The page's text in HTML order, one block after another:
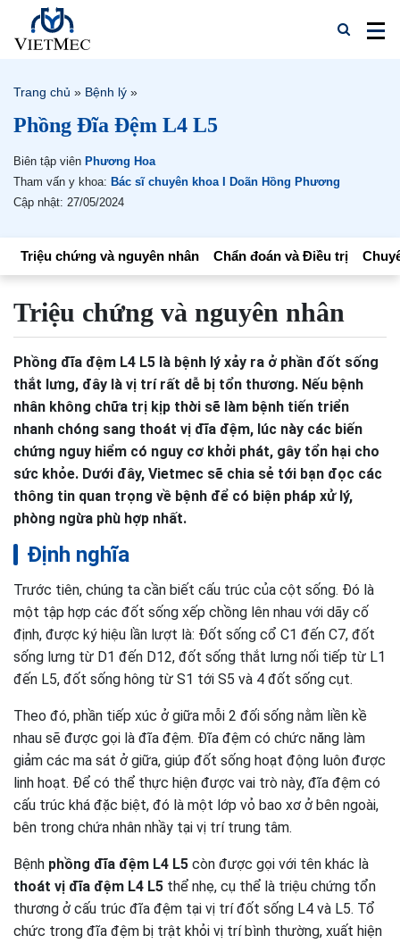
Trang chủ » Bệnh lý »
Phồng Đĩa Đệm L4 L5
Biên tập viên Phương Hoa
Tham vấn y khoa: Bác sĩ chuyên khoa I Doãn Hồng Phương
Cập nhật: 27/05/2024
Triệu chứng và nguyên nhân Chẩn đoán và Điều trị
Triệu chứng và nguyên nhân
Phồng đĩa đệm L4 L5 là bệnh lý xảy ra ở phần đốt sống
thắt lưng, đây là vị trí rất dễ bị tổn thương. Nếu bệnh
nhân không chữa trị kịp thời sẽ làm bệnh tiến triển
nhanh chóng sang thoát vị đĩa đệm, lúc này các biến
chứng nguy hiểm có nguy cơ khởi phát, gây tổn hại cho
sức khỏe. Dưới đây, Vietmec sẽ chia sẻ tới bạn đọc các
thông tin quan trọng về bệnh để có biện pháp xử lý,
phòng ngừa phù hợp nhất.
Định nghĩa
Trước tiên, chúng ta cần biết cấu trúc của cột sống. Đó là
một tập hợp các đốt sống xếp chồng lên nhau với dãy cố
định, được ký hiệu lần lượt là: Đốt sống cổ C1 đến C7, đốt
sống lưng từ D1 đến D12, đốt sống thắt lưng nối tiếp từ L1
đến L5, đốt sống hông từ S1 tới S5 và 4 đốt sống cụt.
Theo đó, phần tiếp xúc ở giữa mỗi 2 đối sống nằm liền kề
nhau sẽ được gọi là đĩa đệm. Đĩa đệm có chức năng làm
giảm các ma sát ở giữa, giúp đốt sống hoạt động luôn được
linh hoạt. Để có thể thực hiện được vai trò này, đĩa đệm có
cấu trúc khá đặc biệt, đó là một lớp vỏ bao xơ ở bên ngoài,
bên trong chứa nhân nhầy tại vị trí trung tâm.
Bệnh phồng đĩa đệm L4 L5 còn được gọi với tên khác là
thoát vị đĩa đệm L4 L5 thể nhẹ, cụ thể là triệu chứng tổn
thương ở cấu trúc đĩa đệm tại vị trí đốt sống L4 và L5. Tổ
chức trong đĩa đệm bị trật khỏi vị trí bình thường, xuất hiện